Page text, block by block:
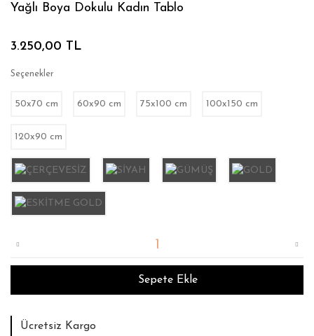
Yağlı Boya Dokulu Kadın Tablo
3.250,00 TL
Seçenekler
50x70 cm 60x90 cm 75x100 cm 100x150 cm
120x90 cm
Sepete Ekle
Tahmini Teslim Süresi : 12 İş Günü
Ücretsiz Kargo